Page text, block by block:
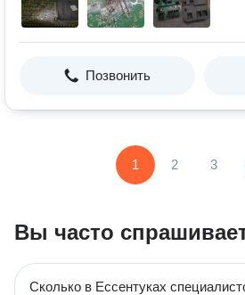
Позвонить
1 2 3
Вы часто
Сколько в Ессентуках